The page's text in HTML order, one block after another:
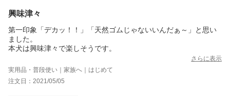
興味津々
第一印象「デカッ！！」「天然ゴムじゃないいんだぁ～」と思い
ました。
本犬は興味津々で楽しそうです。
さらに表示
実用品・普段使い｜家族へ｜はじめて
注文日：2021/05/05